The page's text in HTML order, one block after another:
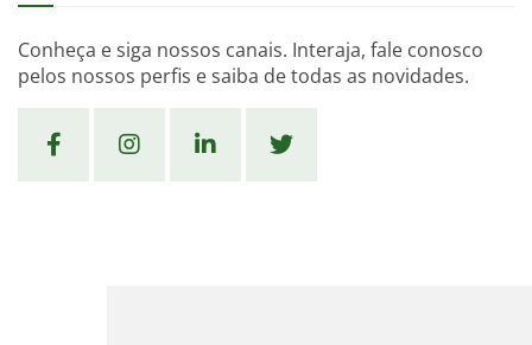
Conheça e siga nossos canais. Interaja, fale conosco
pelos nossos perfis e saiba de todas as novidades.